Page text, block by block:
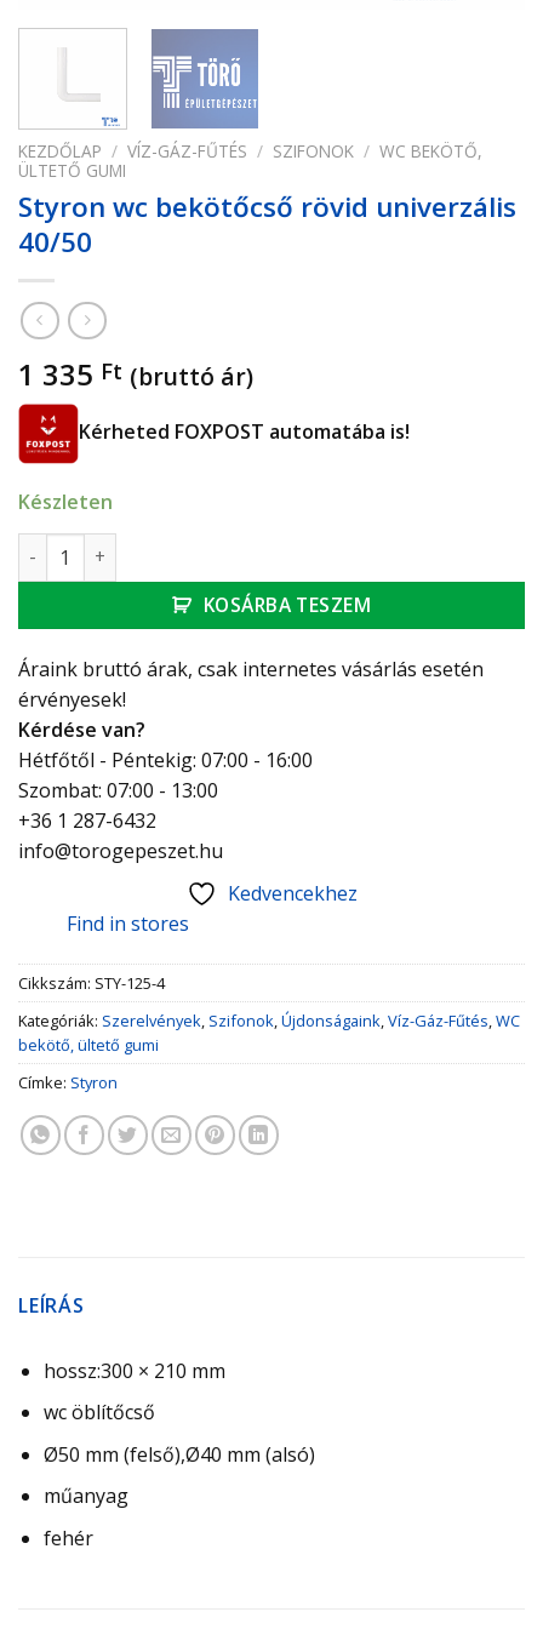
KEZDŐLAP / VÍZ-GÁZ-FŰTÉS / SZIFONOK / WC BEKÖTŐ,
ÜLTETŐ GUMI
Styron wc bekötőcső rövid univerzális
40/50
1 335 Ft (bruttó ár)
Kérheted FOXPOST automatába is!
Készleten
Styron wc bekötőcső rövid univerzális 40/50 mennyiség
KOSÁRBA TESZEM
Áraink bruttó árak, csak internetes vásárlás esetén
érvényesek!
Kérdése van?
Hétfőtől - Péntekig: 07:00 - 16:00
Szombat: 07:00 - 13:00
+36 1 287-6432
info@torogepeszet.hu
Kedvencekhez
Find in stores
Cikkszám: STY-125-4
Kategóriák: Szerelvények Szifonok Újdonságaink Víz-Gáz-Fűtés WC
bekötő, ültető gumi
Címke: Styron
LEÍRÁS
hossz:300 × 210 mm
wc öblítőcső
Ø50 mm (felső),Ø40 mm (alsó)
műanyag
fehér